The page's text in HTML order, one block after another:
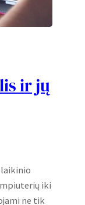
ir jų
iki
ne tik